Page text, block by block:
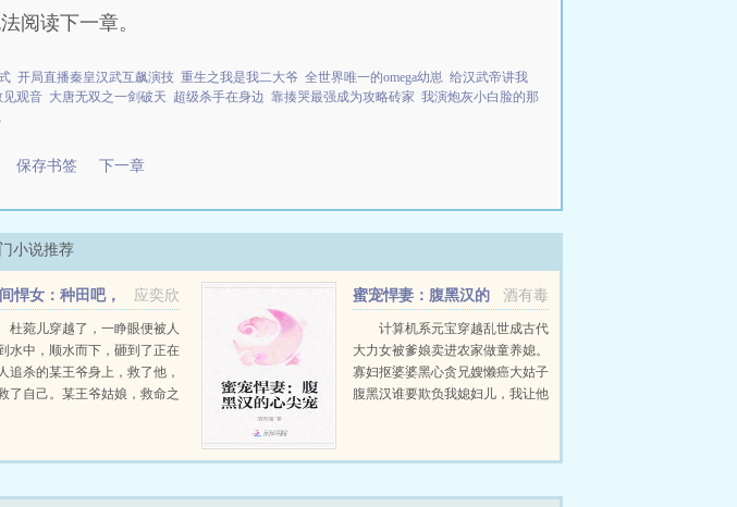
阅读下一章。
开局直播秦皇汉武互飙演技 重生之我是我二大爷 全世界唯一的omega幼崽 给汉武帝讲我
见观音 大唐无双之一剑破天 超级杀手在身边 靠揍哭最强成为攻略砖家 我演炮灰小白脸的那
保存书签 下一章
小说推荐
应奕欣
悍女：种田吧，
爷！
杜菀儿穿越了，一睁眼便被人
水中，顺水而下，砸到了正在
追杀的某王爷身上，救了他，
了自己。某王爷姑娘，救命之
也可以种田的，很会种的。杜
酒有毒
蜜宠悍妻：腹黑汉的
心尖宠计算机系元宝穿越乱世成古代
大力女被爹娘卖进农家做童养媳。
寡妇抠婆婆黑心贪兄嫂懒癌大姑子
腹黑汉谁要欺负我媳妇儿，我让他
口痛痛痛，宛若胸口碎大石里的大